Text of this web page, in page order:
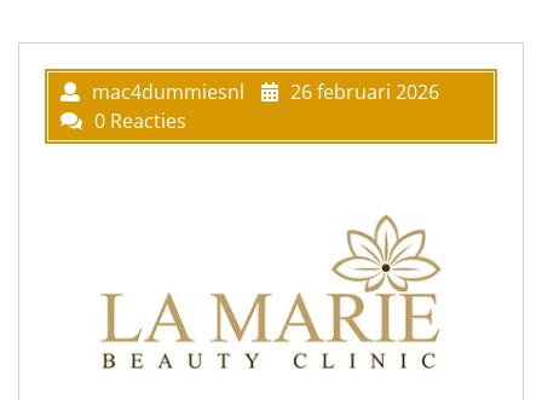
mac4dummiesnl
26 februari 2026
0 Reacties